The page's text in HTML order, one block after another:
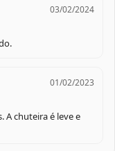
03/02/2024
01/02/2023
A chuteira é leve e